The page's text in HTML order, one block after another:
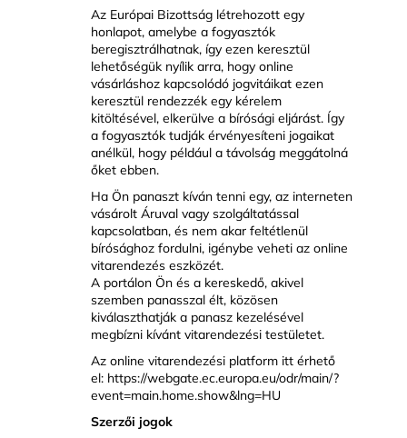
Az Európai Bizottság létrehozott egy
honlapot, amelybe a fogyasztók
beregisztrálhatnak, így ezen keresztül
lehetőségük nyílik arra, hogy online
vásárláshoz kapcsolódó jogvitáikat ezen
keresztül rendezzék egy kérelem
kitöltésével, elkerülve a bírósági eljárást. Így
a fogyasztók tudják érvényesíteni jogaikat
anélkül, hogy például a távolság meggátolná
őket ebben.
Ha Ön panaszt kíván tenni egy, az interneten
vásárolt Áruval vagy szolgáltatással
kapcsolatban, és nem akar feltétlenül
bírósághoz fordulni, igénybe veheti az online
vitarendezés eszközét.
A portálon Ön és a kereskedő, akivel
szemben panasszal élt, közösen
kiválaszthatják a panasz kezelésével
megbízni kívánt vitarendezési testületet.
Az online vitarendezési platform itt érhető
el: https://webgate.ec.europa.eu/odr/main/?
event=main.home.show&lng=HU
Szerzői jogok